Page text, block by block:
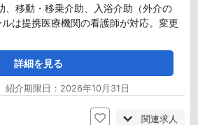
、移動・移乗介助、入浴介助（外介の
は提携医療機関の看護師が対応。変更
詳細を見る
介期限日：2026年10月31日
関連求人